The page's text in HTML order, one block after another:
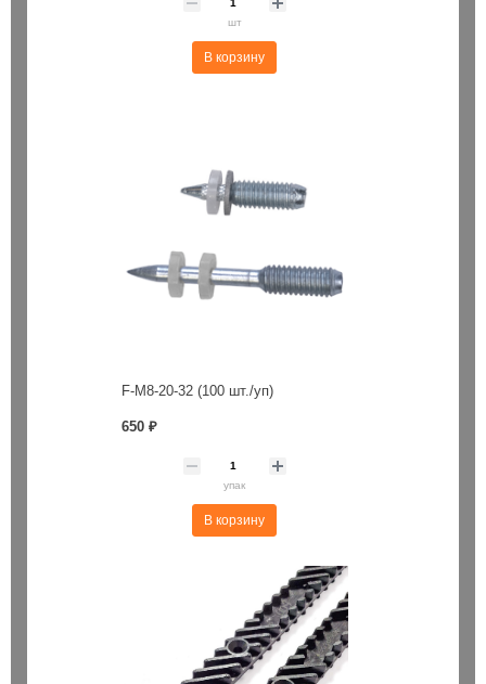
шт
В корзину
F-M8-20-32 (100 шт./уп)
650 ₽
упак
В корзину